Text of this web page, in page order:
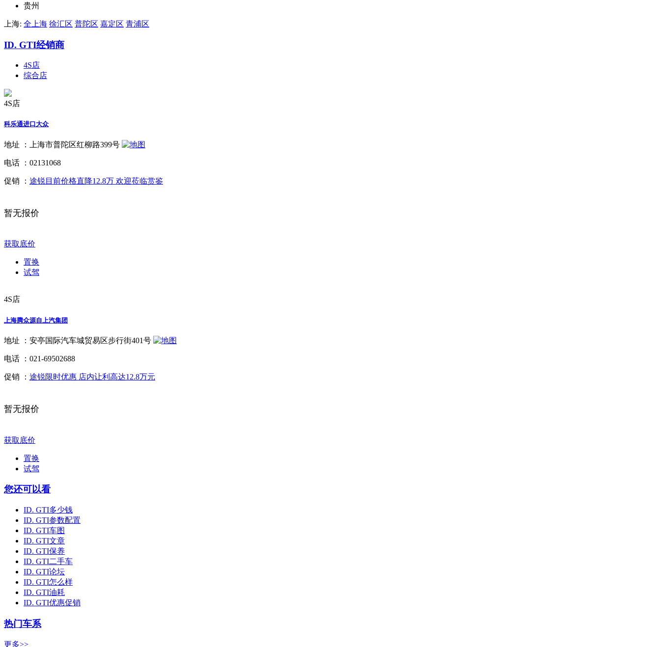
贵州
上海: 全上海 徐汇区 普陀区 嘉定区 青浦区
ID. GTI经销商
4S店
综合店
4S店
科乐通进口大众
地址 ： 上海市普陀区红柳路399号
电话 ： 02131068
促销 ： 途锐目前价格直降12.8万 欢迎莅临赏鉴
暂无报价
获取底价
置换
试驾
4S店
上海腾众源自上汽集团
地址 ： 安亭国际汽车城贸易区步行街401号
电话 ： 021-69502688
促销 ： 途锐限时优惠 店内让利高达12.8万元
暂无报价
获取底价
置换
试驾
您还可以看
ID. GTI多少钱
ID. GTI参数配置
ID. GTI车图
ID. GTI文章
ID. GTI保养
ID. GTI二手车
ID. GTI论坛
ID. GTI怎么样
ID. GTI油耗
ID. GTI优惠促销
热门车系
更多>>